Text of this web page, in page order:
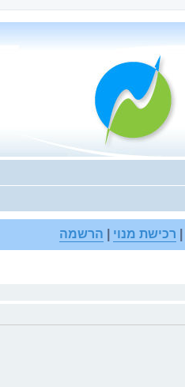
רכישת מנוי הרשמה